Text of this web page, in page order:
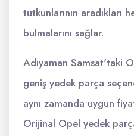
tutkunlarının aradıkları
bulmalarını sağlar.
Adıyaman Samsat'taki
geniş yedek parça
aynı zamanda uygun
Orijinal Opel yedek